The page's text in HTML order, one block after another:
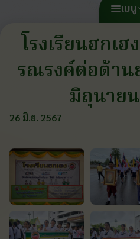
เมนู
โรงเรียนฮกเ
รณรงค์ต่อต้าน
มิถุนาย
26 มิ.ย. 2567